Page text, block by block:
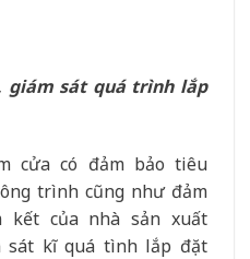
giám sát quá trình lắp
cửa có đảm bảo tiêu
trình cũng như đảm
kết của nhà sản xuất
sát kĩ quá tình lắp đặt